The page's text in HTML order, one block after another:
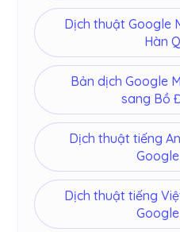
Dịch thuật Google
Hàn
Bản dịch Google
sang Bồ
Dịch thuật tiếng
Dịch thuật tiếng